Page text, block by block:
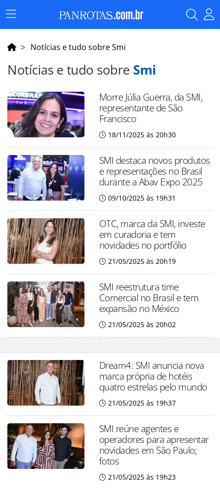
Menu
Principal
Notícias e tudo sobre Smi
Notícias e tudo sobre Smi
Morre Júlia Guerra, da SMI,
representante de São
Francisco
18/11/2025 às 20h30
SMI destaca novos produtos
e representações no Brasil
durante a Abav Expo 2025
09/10/2025 às 19h31
OTC, marca da SMI, investe
em curadoria e tem
novidades no portfólio
21/05/2025 às 20h19
SMI reestrutura time
Comercial no Brasil e tem
expansão no México
21/05/2025 às 20h02
Dream4: SMI anuncia nova
marca própria de hotéis
quatro estrelas pelo mundo
21/05/2025 às 19h37
SMI reúne agentes e
operadores para apresentar
novidades em São Paulo;
fotos
21/05/2025 às 19h23